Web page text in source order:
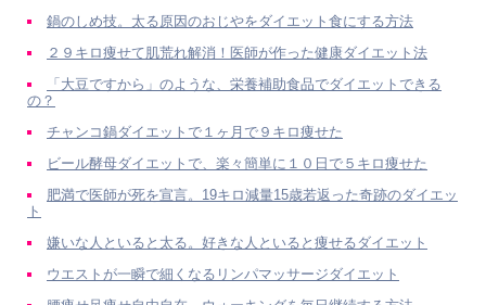
鍋のしめ技。太る原因のおじやをダイエット食にする方法
２９キロ痩せて肌荒れ解消！医師が作った健康ダイエット法
「大豆ですから」のような、栄養補助食品でダイエットできる
の？
チャンコ鍋ダイエットで１ヶ月で９キロ痩せた
ビール酵母ダイエットで、楽々簡単に１０日で５キロ痩せた
肥満で医師が死を宣言。19キロ減量15歳若返った奇跡のダイエッ
ト
嫌いな人といると太る。好きな人といると痩せるダイエット
ウエストが一瞬で細くなるリンパマッサージダイエット